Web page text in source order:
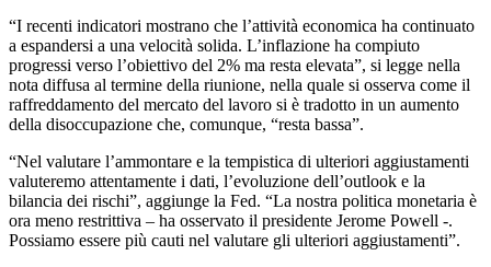
“I recenti indicatori mostrano che l’attività economica ha continuato
a espandersi a una velocità solida. L’inflazione ha compiuto
progressi verso l’obiettivo del 2% ma resta elevata”, si legge nella
nota diffusa al termine della riunione, nella quale si osserva come il
raffreddamento del mercato del lavoro si è tradotto in un aumento
della disoccupazione che, comunque, “resta bassa”.
“Nel valutare l’ammontare e la tempistica di ulteriori aggiustamenti
valuteremo attentamente i dati, l’evoluzione dell’outlook e la
bilancia dei rischi”, aggiunge la Fed. “La nostra politica monetaria è
ora meno restrittiva – ha osservato il presidente Jerome Powell -.
Possiamo essere più cauti nel valutare gli ulteriori aggiustamenti”.